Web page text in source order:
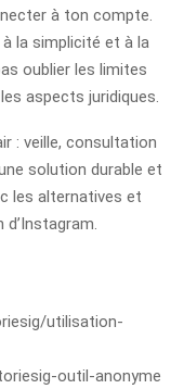
à ton compte.
la simplicité et à la
oublier les limites
aspects juridiques.
: veille, consultation
solution durable et
les alternatives et
utilisation-
outil-anonyme